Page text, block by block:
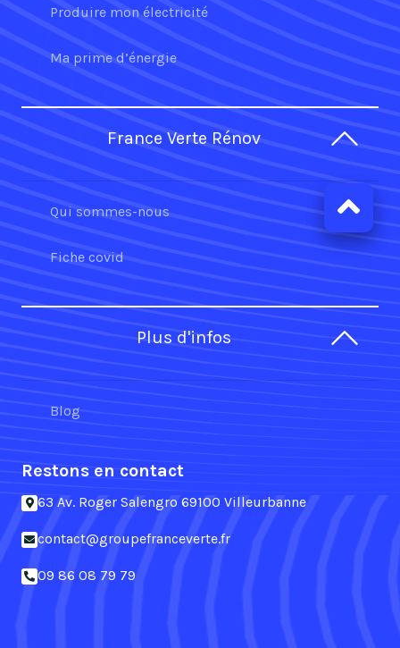
Produire mon électricité
Ma prime d’énergie
France Verte Rénov
Qui sommes-nous
Fiche covid
Plus d'infos
Blog
Restons en contact
63 Av. Roger Salengro 69100 Villeurbanne
contact@groupefranceverte.fr
09 86 08 79 79